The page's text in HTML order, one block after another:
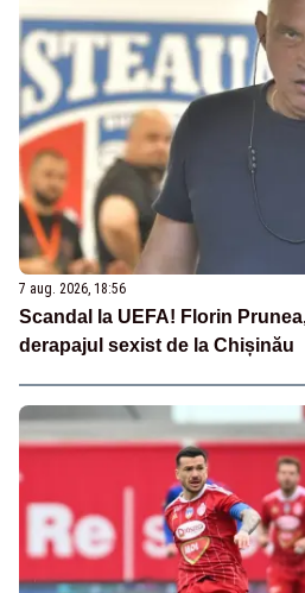
7 aug. 2026, 18:56
Scandal la UEFA! Florin
derapajul sexist de la Chișinău